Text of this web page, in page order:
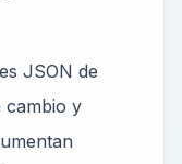
JSON de
cambio y